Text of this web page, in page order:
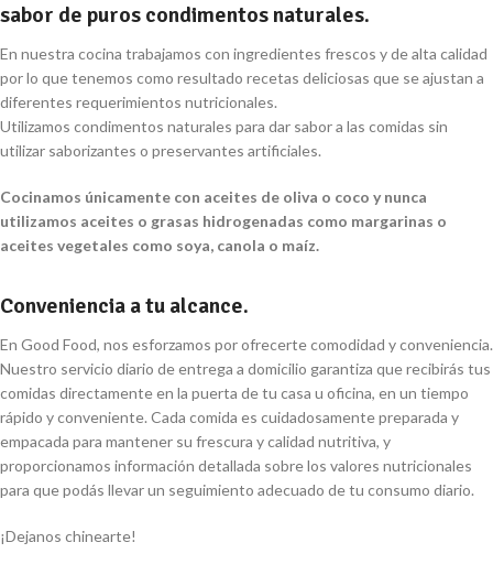
sabor de puros condimentos naturales.
En nuestra cocina trabajamos con ingredientes frescos y de alta calidad
por lo que tenemos como resultado recetas deliciosas que se ajustan a
diferentes requerimientos nutricionales.
Utilizamos condimentos naturales para dar sabor a las comidas sin
utilizar saborizantes o preservantes artificiales.
Cocinamos únicamente con aceites de oliva o coco y nunca
utilizamos aceites o grasas hidrogenadas como margarinas o
aceites vegetales como soya, canola o maíz.
Conveniencia a tu alcance.
En Good Food, nos esforzamos por ofrecerte comodidad y conveniencia.
Nuestro servicio diario de entrega a domicilio garantiza que recibirás tus
comidas directamente en la puerta de tu casa u oficina, en un tiempo
rápido y conveniente. Cada comida es cuidadosamente preparada y
empacada para mantener su frescura y calidad nutritiva, y
proporcionamos información detallada sobre los valores nutricionales
para que podás llevar un seguimiento adecuado de tu consumo diario.
¡Dejanos chinearte!